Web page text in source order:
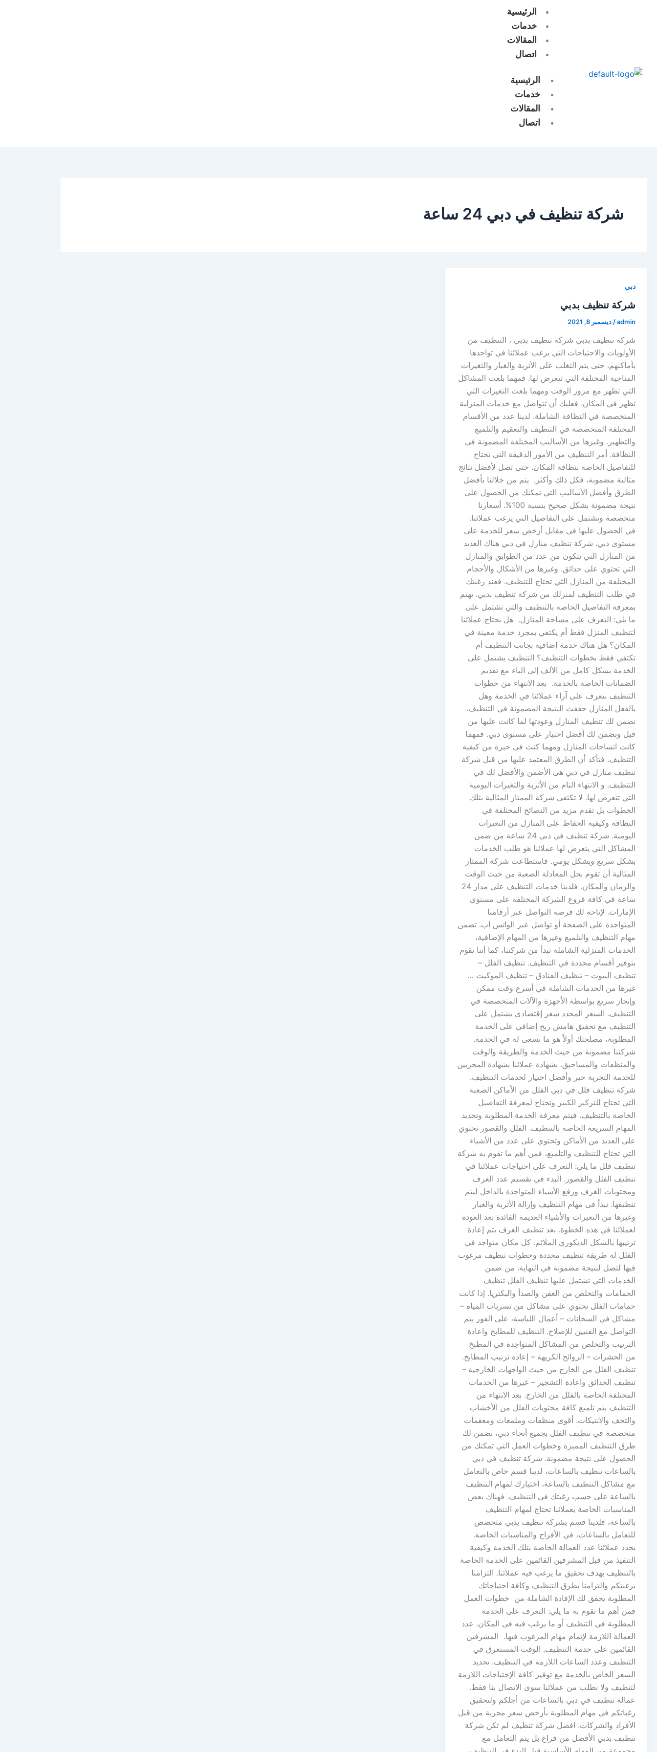
الرئيسية
خدمات
المقالات
اتصال
الرئيسية
خدمات
المقالات
اتصال
شركة تنظيف في دبي 24 ساعة
دبي
شركة تنظيف بدبي
admin
/ ديسمبر 8, 2021
شركة تنظيف بدبي شركة تنظيف بدبي ، التنظيف من
الأولويات والاحتياجات التي يرغب عملائنا في تواجدها
بأماكنهم. حتى يتم التغلب على الأتربة والغبار والتغيرات
المناخية المختلفة التي تتعرض لها. فمهما بلغت المشاكل
التي تظهر مع مرور الوقت ومهما بلغت التغيرات التي
تظهر في المكان. فعليك أن تتواصل مع خدمات المنزلية
المتخصصة في النظافة الشاملة. لدينا عدد من الأقسام
المختلفة المتخصصة في التنظيف والتعقيم والتلميع
والتطهير. وغيرها من الأساليب المختلفة المضمونة في
النظافة. أمر التنظيف من الأمور الدقيقة التي تحتاج
للتفاصيل الخاصة بنظافة المكان. حتى تصل لأفضل نتائج
مثالية مضمونة، فكل ذلك وأكثر. يتم من خلالنا بأفضل
الطرق وأفضل الأساليب التي تمكنك من الحصول على
نتيجة مضمونة بشكل صحيح بنسبة 100%. أسعارنا
متخصصة وتشتمل على التفاصيل التي يرغب عملائنا.
في الحصول عليها في مقابل أرخص سعر للخدمة على
مستوى دبي. شركة تنظيف منازل في دبي هناك العديد
من المنازل التي تتكون من عدد من الطوابق والمنازل
التي تحتوي على حدائق. وغيرها من الأشكال والأحجام
المختلفة من المنازل التي تحتاج للتنظيف. فعند رغبتك
في طلب التنظيف لمنزلك من شركة تنظيف بدبي. تهتم
بمعرفة التفاصيل الخاصة بالتنظيف والتي تشتمل على
ما يلي: التعرف على مساحة المنازل. هل يحتاج عملائنا
لتنظيف المنزل فقط أم يكتفي بمجرد خدمة معينة في
المكان؟ هل هناك خدمة إضافية بجانب التنظيف أم
تكتفي فقط بخطوات التنظيف؟ التنظيف يشتمل على
الخدمة بشكل كامل من الألف إلى الياء مع تقديم
الضمانات الخاصة بالخدمة. بعد الانتهاء من خطوات
التنظيف نتعرف على آراء عملائنا في الخدمة وهل
بالفعل المنازل حققت النتيجة المضمونة في التنظيف.
نضمن لك تنظيف المنازل وعودتها لما كانت عليها من
قبل ونضمن لك أفضل اختيار على مستوى دبي. فمهما
كانت اتساخات المنازل ومهما كنت في حيرة من كيفية
التنظيف. فتأكد أن الطرق المعتمد عليها من قبل شركة
تنظيف منازل في دبي هى الأضمن والأفضل لك في
التنظيف. و الانتهاء التام من الأتربة والتغيرات اليومية
التي تتعرض لها. لا تكتفي شركة الممتاز المثالية بتلك
الخطوات بل تقدم مزيد من النصائح المختلفة في
النظافة وكيفية الحفاظ على المنازل من التغيرات
اليومية. شركة تنظيف في دبي 24 ساعة من ضمن
المشاكل التي يتعرض لها عملائنا هو طلب الخدمات
بشكل سريع وبشكل يومي. فاستطاعت شركة الممتاز
المثالية أن تقوم بحل المعادلة الصعبة من حيث الوقت
والزمان والمكان. فلدينا خدمات التنظيف على مدار 24
ساعة في كافة فروع الشركة المختلفة على مستوى
الإمارات. لإتاحة لك فرصة التواصل عبر أرقامنا
المتواجدة على الصفحة أو تواصل عبر الواتس اب. تضمن
مهام التنظيف والتلميع وغيرها من المهام الإضافية،
الخدمات المنزلية الشاملة تبدأ من شركتنا، كما أننا نقوم
بتوفير أقسام محددة في التنظيف. تنظيف الفلل –
تنظيف البيوت – تنظيف الفنادق – تنظيف الموكيت …
غيرها من الخدمات الشاملة في أسرع وقت ممكن
وإنجاز سريع بواسطة الأجهزة والآلات المتخصصة في
التنظيف. السعر المحدد سعر إقتصادي يشتمل على
التنظيف مع تحقيق هامش ربح إضافي على الخدمة
المطلوبة، مصلحتك أولاً هو ما نسعى له في الخدمة.
شركتنا مضمونة من حيث الخدمة والطريقة والوقت
والمنظفات والمساحيق. بشهادة عملائنا بشهادة المجربين
للخدمة التجربة خير وأفضل اختيار لخدمات التنظيف.
شركة تنظيف فلل في دبي الفلل من الأماكن الصعبة
التي تحتاج للتركيز الكبير وتحتاج لمعرفة التفاصيل
الخاصة بالتنظيف. فيتم معرفة الخدمة المطلوبة وتحديد
المهام السريعة الخاصة بالتنظيف. الفلل والقصور تحتوي
على العديد من الأماكن وتحتوي على عدد من الأشياء
التي تحتاج للتنظيف والتلميع، فمن أهم ما تقوم به شركة
تنظيف فلل ما يلي: التعرف على احتياجات عملائنا في
تنظيف الفلل والقصور. البدء في تقسيم عدد الغرف
ومحتويات الغرف ورفع الأشياء المتواجدة بالداخل ليتم
تنظيفها. نبدأ فى مهام التنظيف وإزالة الأتربة والغبار
وغيرها من التغيرات والأشياء العديمة الفائدة بعد العودة
لعملائنا في هذه الخطوة. بعد تنظيف الغرف يتم إعادة
ترتيبها بالشكل الديكوري الملائم. كل مكان متواجد في
الفلل له طريقة تنظيف محددة وخطوات تنظيف مرغوب
فيها لتصل لنتيجة مضمونة في النهاية. من ضمن
الخدمات التي تشتمل عليها تنظيف الفلل تنظيف
الحمامات والتخلص من العفن والصدأ والبكتريا. إذا كانت
حمامات الفلل تحتوي على مشاكل من تسربات المياه –
مشاكل في السخانات – أعمال اللياسة، على الفور يتم
التواصل مع الفنيين للإصلاح. التنظيف للمطابخ واعادة
الترتيب والتخلص من المشاكل المتواجدة في المطبخ
من الحشرات – الروائح الكريهة – إعادة ترتيب المطابخ.
تنظيف الفلل من الخارج من حيث الواجهات الخارجية –
تنظيف الحدائق واعادة التشجير – غيرها من الخدمات
المختلفة الخاصة بالفلل من الخارج. بعد الانتهاء من
التنظيف يتم تلميع كافة محتويات الفلل من الأخشاب
والتحف والانتيكات. أقوى منظفات وملمعات ومعقمات
متخصصة في تنظيف الفلل بجميع أنحاء دبي، نضمن لك
طرق التنظيف المميزة وخطوات العمل التي تمكنك من
الحصول على نتيجة مضمونة. شركة تنظيف في دبي
بالساعات تنظيف بالساعات، لدينا قسم خاص بالتعامل
مع مشاكل التنظيف بالساعة، اختيارك لمهام التنظيف
بالساعة على حسب رغبتك في التنظيف. فهناك بعض
المناسبات الخاصة بعملائنا تحتاج لمهام التنظيف
بالساعة، فلدينا قسم بشركة تنظيف بدبي متخصص
للتعامل بالساعات، في الأفراح والمناسبات الخاصة.
يحدد عملائنا عدد العمالة الخاصة بتلك الخدمة وكيفية
التنفيذ من قبل المشرفين القائمين على الخدمة الخاصة
بالتنظيف بهدف تحقيق ما يرغب فيه عملائنا. التزامنا
برغبتكم والتزامنا بطرق التنظيف وكافة احتياجاتك
المطلوبة يحقق لك الإفادة الشاملة من خطوات العمل
فمن أهم ما نقوم به ما يلي: التعرف على الخدمة
المطلوبة في التنظيف أو ما يرغب فيه في المكان. عدد
العمالة اللازمة لإتمام مهام المرغوب فيها. المشرفين
القائمين على خدمة التنظيف. الوقت المستغرق في
التنظيف وعدد الساعات اللازمة في التنظيف. تحديد
السعر الخاص بالخدمة مع توفير كافة الإحتياجات اللازمة
لتنظيف ولا نطلب من عملائنا سوى الاتصال بنا فقط.
عمالة تنظيف في دبي بالساعات من أجلكم ولتحقيق
رغباتكم في مهام المطلوبة بأرخص سعر مجربة من قبل
الأفراد والشركات. افضل شركة تنظيف لم تكن شركة
تنظيف بدبي الأفضل من فراغ بل يتم التعامل مع